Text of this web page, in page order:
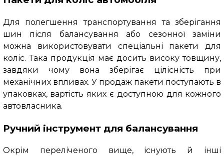
Для полегшення транспортування та зберігання
шин після балансування або сезонної заміни
можна використовувати спеціальні пакети для
коліс. Така продукція має досить високу товщину,
завдяки чому вона зберігає цілісність при
механічних впливах. У продаж пакети поступають в
упаковках, вартість яких є доступною для кожного
автовласника.
Ручний інструмент для балансування
Окрім переліченого вище, існують й інші